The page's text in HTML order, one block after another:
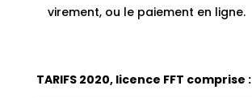
virement, ou le paiement en ligne.
TARIFS 2020, licence FFT comprise :